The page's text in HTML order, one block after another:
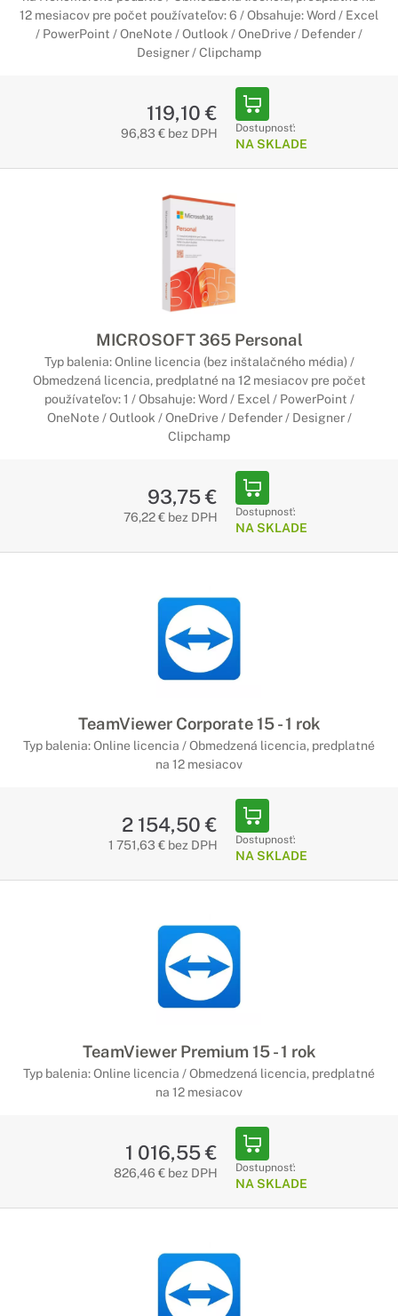
12 mesiacov pre počet používateľov: 6 / Obsahuje: Word / Excel
/ PowerPoint / OneNote / Outlook / OneDrive / Defender /
Designer / Clipchamp
119,10 €
96,83 € bez DPH Dostupnosť:
NA SKLADE
MICROSOFT 365 Personal
Typ balenia: Online licencia (bez inštalačného média) /
Obmedzená licencia, predplatné na 12 mesiacov pre počet
používateľov: 1 / Obsahuje: Word / Excel / PowerPoint /
OneNote / Outlook / OneDrive / Defender / Designer /
Clipchamp
93,75 €
76,22 € bez DPH Dostupnosť:
NA SKLADE
TeamViewer Corporate 15 - 1 rok
Typ balenia: Online licencia / Obmedzená licencia, predplatné
na 12 mesiacov
2 154,50 €
1 751,63 € bez DPH Dostupnosť:
NA SKLADE
TeamViewer Premium 15 - 1 rok
Typ balenia: Online licencia / Obmedzená licencia, predplatné
na 12 mesiacov
1 016,55 €
826,46 € bez DPH Dostupnosť:
NA SKLADE